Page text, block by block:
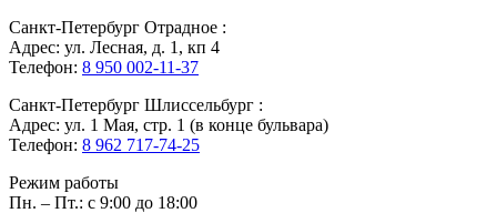
Санкт-Петербург Отрадное :
Адрес: ул. Лесная, д. 1, кп 4
Телефон: 8 950 002-11-37
Санкт-Петербург Шлиссельбург :
Адрес: ул. 1 Мая, стр. 1 (в конце бульвара)
Телефон: 8 962 717-74-25
Режим работы
Пн. – Пт.: с 9:00 до 18:00